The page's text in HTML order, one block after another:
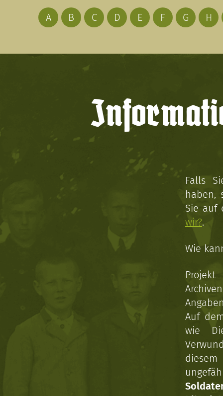
A B C D E F G H
Falls
haben,
Sie auf
wir?.
Wie
Auf
wie